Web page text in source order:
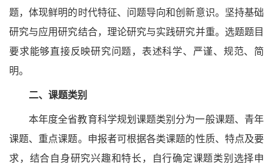
题，体现鲜明的时代特征、问题导向和创新意识。坚持基础
研究与应用研究结合，理论研究与实践研究并重。选题题目
要求能够直接反映研究问题，表述科学、严谨、规范、简
明。
二、 课题类别
本年度全省教育科学规划课题类别分为一般课题、青年
课题、重点课题。申报者可根据各类课题的性质、特点及要
求，结合自身研究兴趣和特长，自行确定课题类别选择申